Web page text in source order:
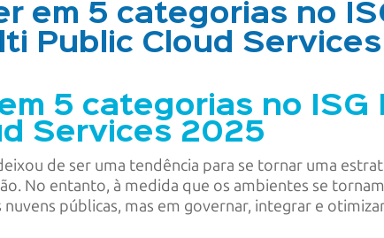
em 5 categorias no
Public Cloud
5 categorias no
Services 2025
de ser uma tendência para se tornar uma
No entanto, à medida que os ambientes se
públicas, mas em governar, integrar e